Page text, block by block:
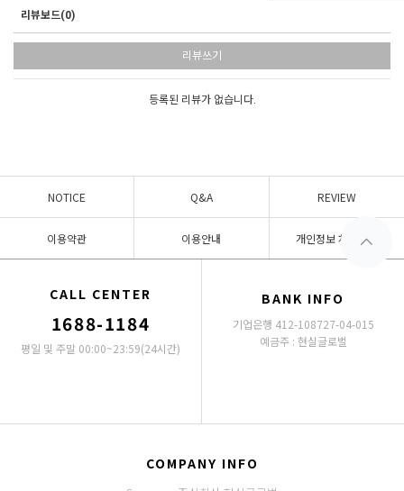
리뷰보드(0)
리뷰쓰기
등록된 리뷰가 없습니다.
NOTICE Q&A REVIEW
이용약관 이용안내 개인정보 처리방침
CALL CENTER
1688-1184
평일 및 주말 00:00~23:59(24시간)
BANK INFO
기업은행 412-108727-04-015
예금주 : 현실글로벌
COMPANY INFO